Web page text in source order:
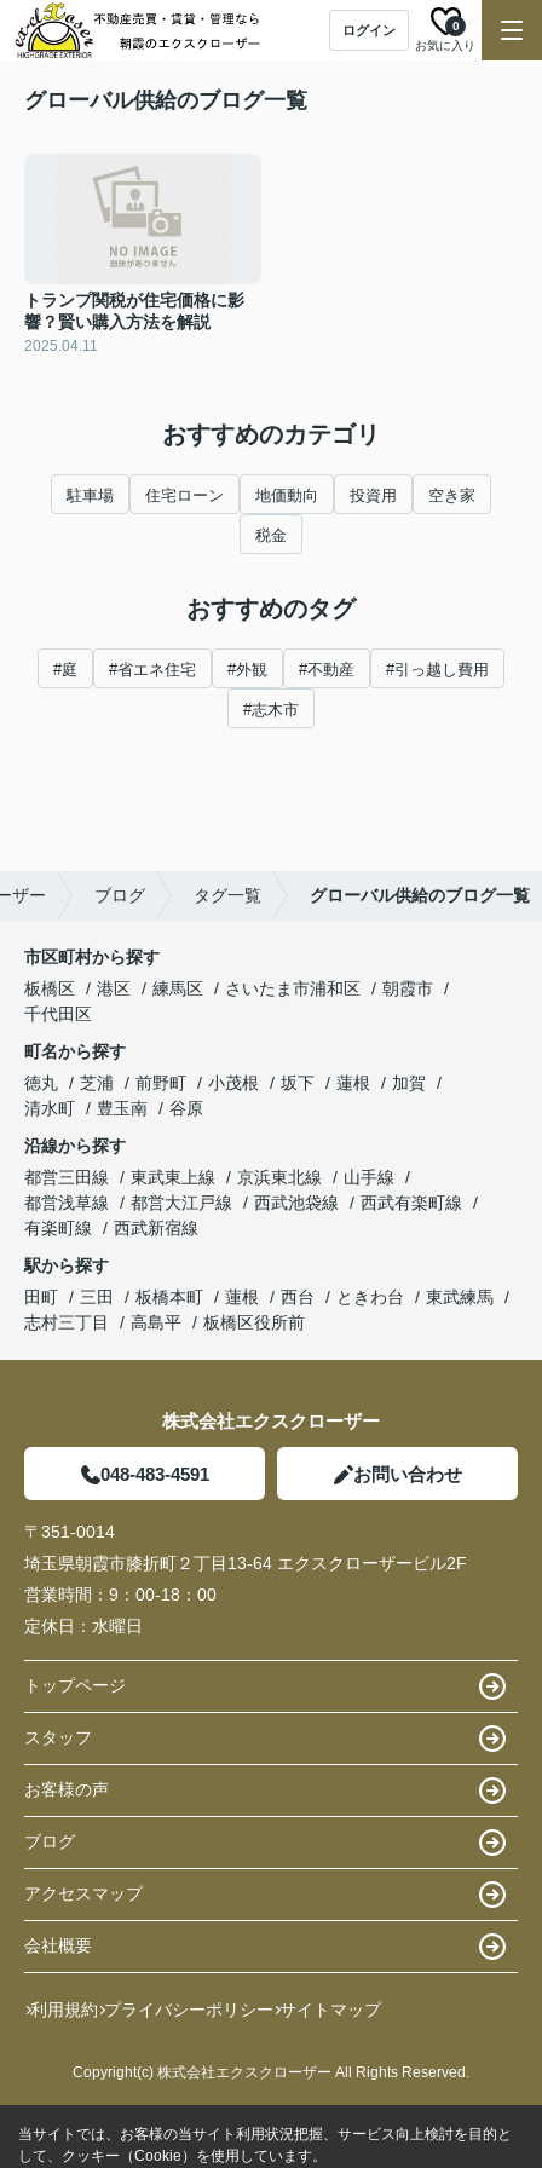
ログイン
お気に入り
0
グローバル供給のブログ一覧
トランプ関税が住宅価格に影
響？賢い購入方法を解説
2025.04.11
おすすめのカテゴリ
駐車場 住宅ローン 地価動向 投資用 空き家
税金
おすすめのタグ
#庭 #省エネ住宅 #外観 #不動産 #引っ越し費用
#志木市
ザー ブログ タグ一覧 グローバル供給のブログ一覧
市区町村から探す
板橋区
港区 練馬区 さいたま市浦和区
朝霞市
千代田区
町名から探す
徳丸
芝浦 前野町 小茂根 坂下 蓮根
加賀
清水町
豊玉南
谷原
沿線から探す
都営三田線
東武東上線 京浜東北線
山手線
都営浅草線
都営大江戸線 西武池袋線
西武有楽町線
有楽町線
西武新宿線
駅から探す
田町
三田 板橋本町 蓮根 西台 ときわ台
東武練馬
志村三丁目
高島平 板橋区役所前
株式会社エクスクローザー
048-483-4591 お問い合わせ
〒351-0014
埼玉県朝霞市膝折町２丁目13-64 エクスクローザービル2F
営業時間： 9：00-18：00
定休日： 水曜日
トップページ
スタッフ
お客様の声
ブログ
アクセスマップ
会社概要
利用規約 プライバシーポリシー サイトマップ
Copyright(c) 株式会社エクスクローザー All Rights Reserved.
当サイトでは、お客様の当サイト利用状況把握、サービス向上検討を目的と
して、クッキー（Cookie）を使用しています。